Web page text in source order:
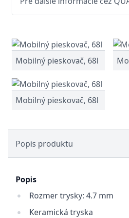
Mobilný pieskovač, 68l
Mobilný pieskovač, 68l
Popis produktu
Popis
Rozmer trysky: 4.7 mm
Keramická tryska